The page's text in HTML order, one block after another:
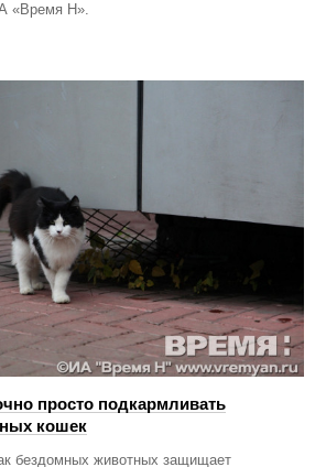
«Время Н».
просто подкармливать
кошек
бездомных животных защищает